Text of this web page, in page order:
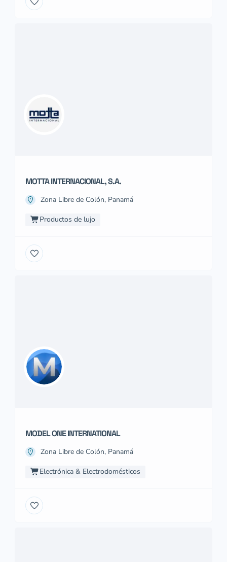
MOTTA INTERNACIONAL, S.A.
Zona Libre de Colón, Panamá
Productos de lujo
MODEL ONE INTERNATIONAL
Zona Libre de Colón, Panamá
Electrónica & Electrodomésticos